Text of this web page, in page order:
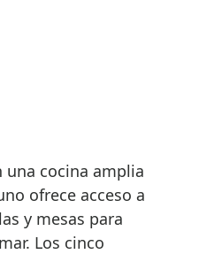
una cocina amplia
ofrece acceso a
y mesas para
Los cinco